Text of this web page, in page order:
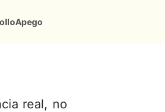
Apego
real, no